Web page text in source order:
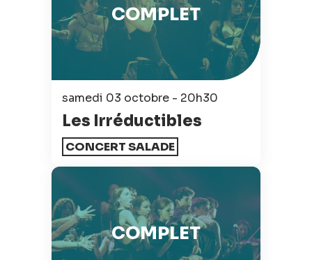
samedi 03 octobre - 20h30
Les Irréductibles
CONCERT SALADE
COMPLET
COMPLET